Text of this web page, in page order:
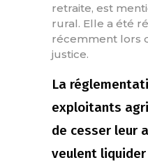
retraite, est
rural. Elle a été
récemment lors
justice.
La
exploitants
de cesser leur
veulent